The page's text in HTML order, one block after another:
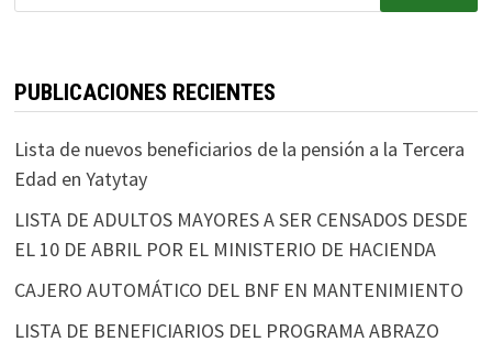
PUBLICACIONES RECIENTES
Lista de nuevos beneficiarios de la pensión a la Tercera
Edad en Yatytay
LISTA DE ADULTOS MAYORES A SER CENSADOS DESDE
EL 10 DE ABRIL POR EL MINISTERIO DE HACIENDA
CAJERO AUTOMÁTICO DEL BNF EN MANTENIMIENTO
LISTA DE BENEFICIARIOS DEL PROGRAMA ABRAZO